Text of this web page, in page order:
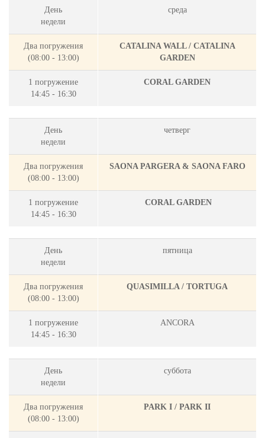
День
недели
среда
Два погружения
(08:00 - 13:00)
CATALINA WALL / CATALINA
GARDEN
1 погружение
14:45 - 16:30
CORAL GARDEN
День
недели
четверг
Два погружения
(08:00 - 13:00)
SAONA PARGERA & SAONA FARO
1 погружение
14:45 - 16:30
CORAL GARDEN
День
недели
пятница
Два погружения
(08:00 - 13:00)
QUASIMILLA / TORTUGA
1 погружение
14:45 - 16:30
ANCORA
День
недели
суббота
Два погружения
(08:00 - 13:00)
PARK I / PARK II